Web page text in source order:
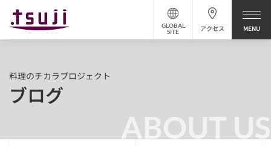
アクセス
GLOBAL
SITE
ABOUT US
料理のチカラプロジェクト
ブログ